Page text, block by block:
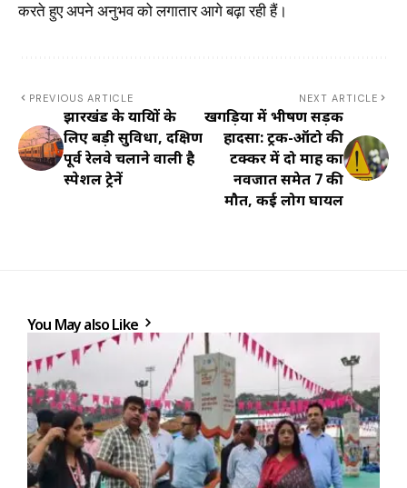
करते हुए अपने अनुभव को लगातार आगे बढ़ा रही हैं।
PREVIOUS ARTICLE
झारखंड के यात्रियों के
लिए बड़ी सुविधा, दक्षिण
पूर्व रेलवे चलाने वाली है
स्पेशल ट्रेनें
NEXT ARTICLE
खगड़िया में भीषण सड़क
हादसा: ट्रक-ऑटो की
टक्कर में दो माह का
नवजात समेत 7 की
मौत, कई लोग घायल
You May also Like